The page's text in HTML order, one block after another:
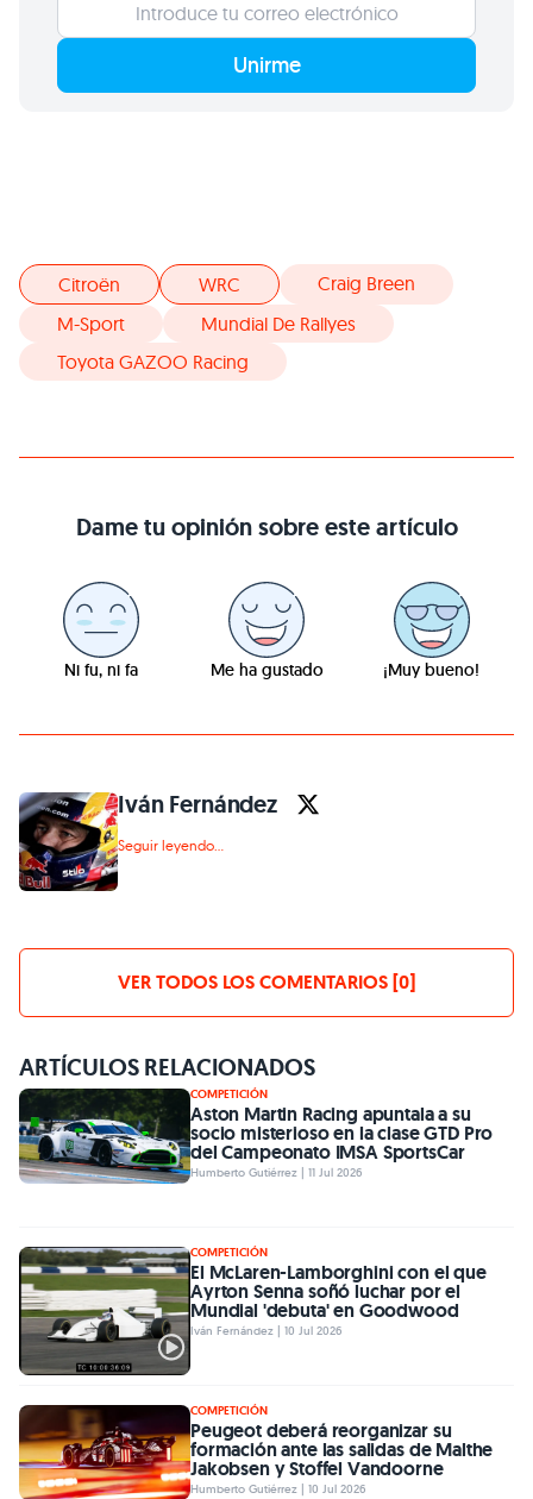
Unirme
Citroën WRC
Craig Breen
M-Sport
Mundial De Rallyes
Toyota GAZOO Racing
Dame tu opinión sobre este artículo
Ni fu, ni fa Me ha gustado ¡Muy bueno!
Iván Fernández
Seguir leyendo...
VER TODOS LOS COMENTARIOS [0]
ARTÍCULOS RELACIONADOS
COMPETICIÓN
Aston Martin Racing apuntala a su
socio misterioso en la clase GTD Pro
del Campeonato IMSA SportsCar
Humberto Gutiérrez | 11 Jul 2026
COMPETICIÓN
El McLaren-Lamborghini con el que
Ayrton Senna soñó luchar por el
Mundial 'debuta' en Goodwood
Iván Fernández | 10 Jul 2026
COMPETICIÓN
Peugeot deberá reorganizar su
formación ante las salidas de Malthe
Jakobsen y Stoffel Vandoorne
Humberto Gutiérrez | 10 Jul 2026